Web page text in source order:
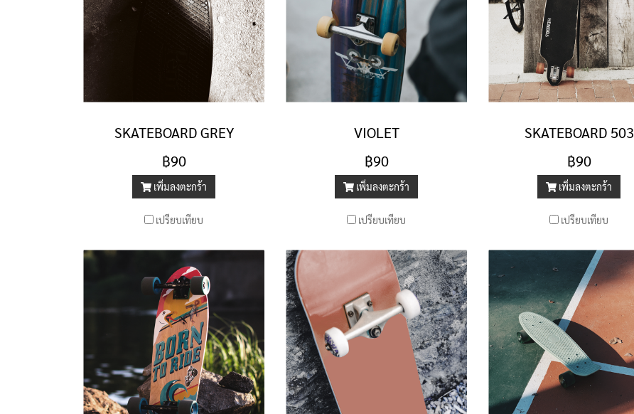
SKATEBOARD GREY
฿90
เพิ่มลงตะกร้า
เปรียบเทียบ
VIOLET
฿90
เพิ่มลงตะกร้า
เปรียบเทียบ
SKATEBOARD 503
฿90
เพิ่มลงตะกร้า
เปรียบเทียบ